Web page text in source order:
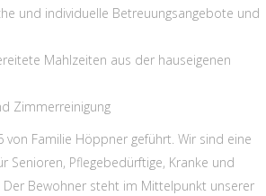
und individuelle Betreuungsangebote und
Mahlzeiten aus der hauseigenen
Zimmerreinigung
von Familie Höppner geführt. Wir sind eine
Senioren, Pflegebedürftige, Kranke und
Bewohner steht im Mittelpunkt unserer